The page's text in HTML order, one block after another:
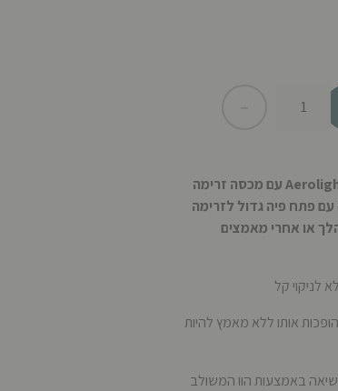
לבעלי אורח חיים פעיל, בקבוק ה-Aerolight™ Iceflow עם מכסה זרימה
מעוצב עם פתח פיה גדול לזרימה
או אחרי מאמצים
לניקוי קל
אותו ללא מאמץ להיות
באמצעות הוו המשולב